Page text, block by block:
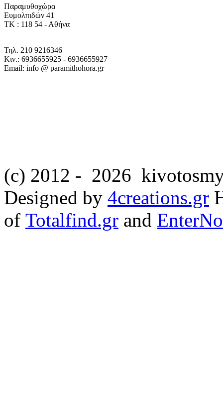
Παραμυθοχώρα
Ευμολπιδών 41
ΤΚ : 118 54 - Αθήνα
Τηλ. 210 9216346
Κιν.: 6936655925 - 6936655927
Email: info @ paramithohora.gr
(c) 2012 - 2026
Designed by 4creations.gr
of Totalfind.gr and